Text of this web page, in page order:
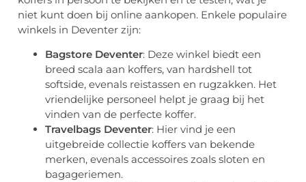
niet kunt doen bij online aankopen. Enkele populaire
winkels in Deventer zijn:
Bagstore Deventer: Deze winkel biedt een
breed scala aan koffers, van hardshell tot
softside, evenals reistassen en rugzakken. Het
vriendelijke personeel helpt je graag bij het
vinden van de perfecte koffer.
Travelbags Deventer: Hier vind je een
uitgebreide collectie koffers van bekende
merken, evenals accessoires zoals sloten en
bagageriemen.